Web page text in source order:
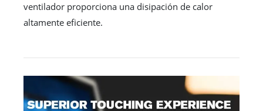
ventilador proporciona una disipación de calor
altamente eficiente.